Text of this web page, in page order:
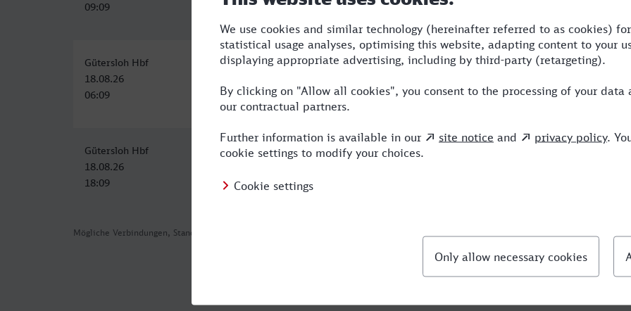
Mögliche Verbindungen, Stand: 2026-08-04 09:10
09:09
11:54
Gütersloh Hbf
18.08.26
06:09
Bonn Hbf
09:25
3:16 2 NX,TR
Gütersloh Hbf
18.08.26
18:09
Bonn Hbf
22:08
3:59 1